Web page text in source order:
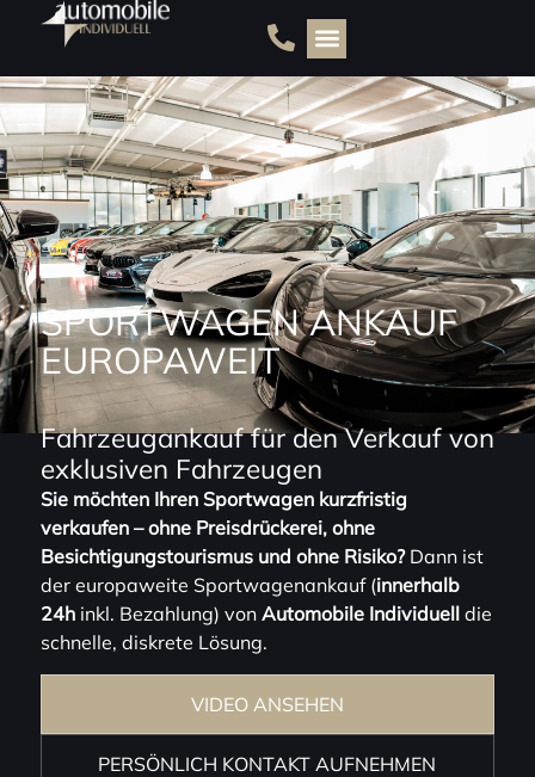
ri
n
g
e
n
SPORTWAGEN ANKAUF
EUROPAWEIT
Fahrzeug­ankauf für den Verkauf von
exklusiven Fahrzeugen
Sie möchten Ihren Sportwagen kurzfristig
verkaufen – ohne Preisdrückerei, ohne
Besichtigungstourismus und ohne Risiko?Dann ist
der europaweite Sportwagenankauf (innerhalb
24hinkl. Bezahlung) von Automobile Individuelldie
schnelle, diskrete Lösung.
VIDEO ANSEHEN
PERSÖNLICH KONTAKT AUFNEHMEN